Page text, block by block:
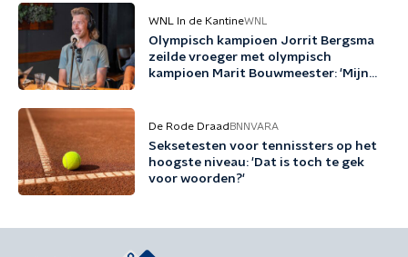
WNL In de KantineWNL
Olympisch kampioen Jorrit Bergsma
zeilde vroeger met olympisch
kampioen Marit Bouwmeester: 'Mijn
De Rode Draad BNNVARA
Seksetesten voor tennissters op het
hoogste niveau: 'Dat is toch te gek
voor woorden?'